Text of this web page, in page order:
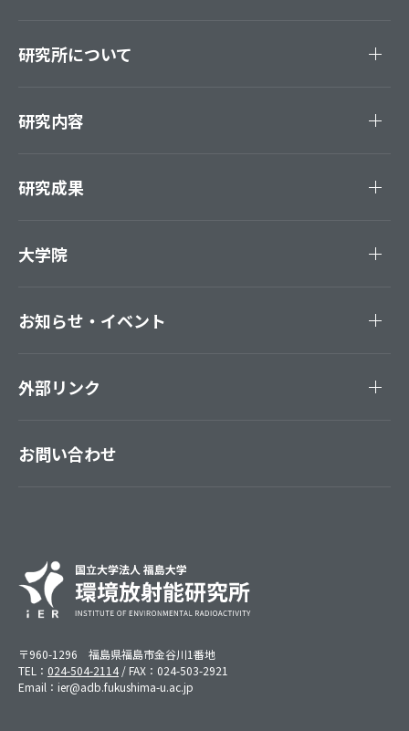
〒960-1296 福島県福島市金谷川1番地
TEL： 024-504-2114 / FAX：024-503-2921
Email：ier@adb.fukushima-u.ac.jp
研究所について
研究内容
研究成果
大学院
お知らせ・イベント
外部リンク
お問い合わせ